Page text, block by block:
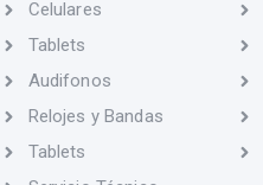
Celulares
Tablets
Audifonos
Relojes y Bandas
Tablets